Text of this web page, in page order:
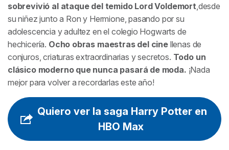
sobrevivió al ataque del temido Lord Voldemort ,desde
su niñez junto a Ron y Hermione, pasando por su
adolescencia y adultez en el colegio Hogwarts de
hechicería. Ocho obras maestras del cine llenas de
conjuros, criaturas extraordinarias y secretos. Todo un
clásico moderno que nunca pasará de moda. ¡Nada
mejor para volver a recordarlas este año!
Quiero ver la saga Harry Potter en
HBO Max